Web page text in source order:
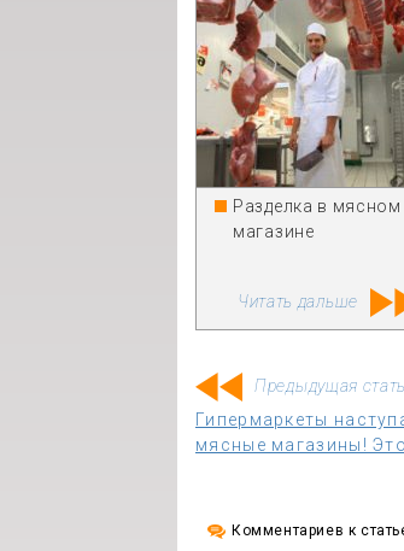
Разделка в мясном
магазине
Читать дальше
Предыдущая
Гипермаркеты
мясные магазины!
Комментариев к